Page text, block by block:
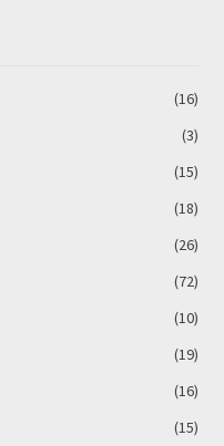
(16)
(3)
(15)
(18)
(26)
(72)
(10)
(19)
(16)
(15)